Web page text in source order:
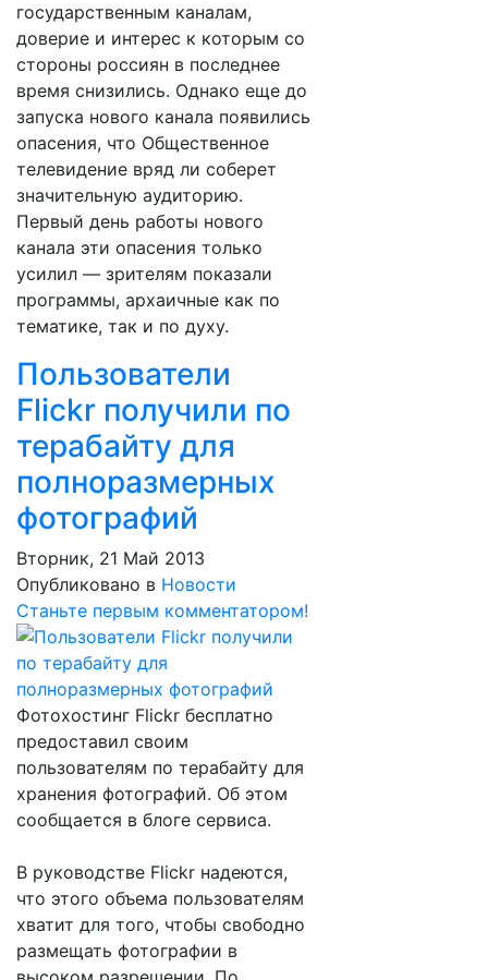
государственным каналам,
доверие и интерес к которым со
стороны россиян в последнее
время снизились. Однако еще до
запуска нового канала появились
опасения, что Общественное
телевидение вряд ли соберет
значительную аудиторию.
Первый день работы нового
канала эти опасения только
усилил — зрителям показали
программы, архаичные как по
тематике, так и по духу.
Пользователи
Flickr получили по
терабайту для
полноразмерных
фотографий
Вторник, 21 Май 2013
Опубликовано в Новости
Станьте первым комментатором!
Фотохостинг Flickr бесплатно
предоставил своим
пользователям по терабайту для
хранения фотографий. Об этом
сообщается в блоге сервиса.
В руководстве Flickr надеются,
что этого объема пользователям
хватит для того, чтобы свободно
размещать фотографии в